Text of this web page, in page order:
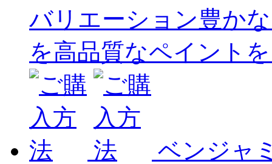
バリエーション豊か
を高品質なペイント
ベンジャ